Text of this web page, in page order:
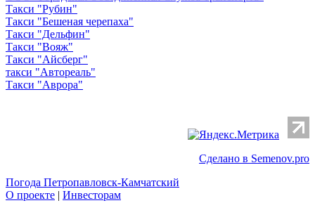
Такси "Рубин"
Такси "Бешеная черепаха"
Такси "Дельфин"
Такси "Вояж"
Такси "Айсберг"
такси "Автореаль"
Такси "Аврора"
Сделано в Semenov.pro
Погода Петропавловск-Камчатский
О проекте | Инвесторам